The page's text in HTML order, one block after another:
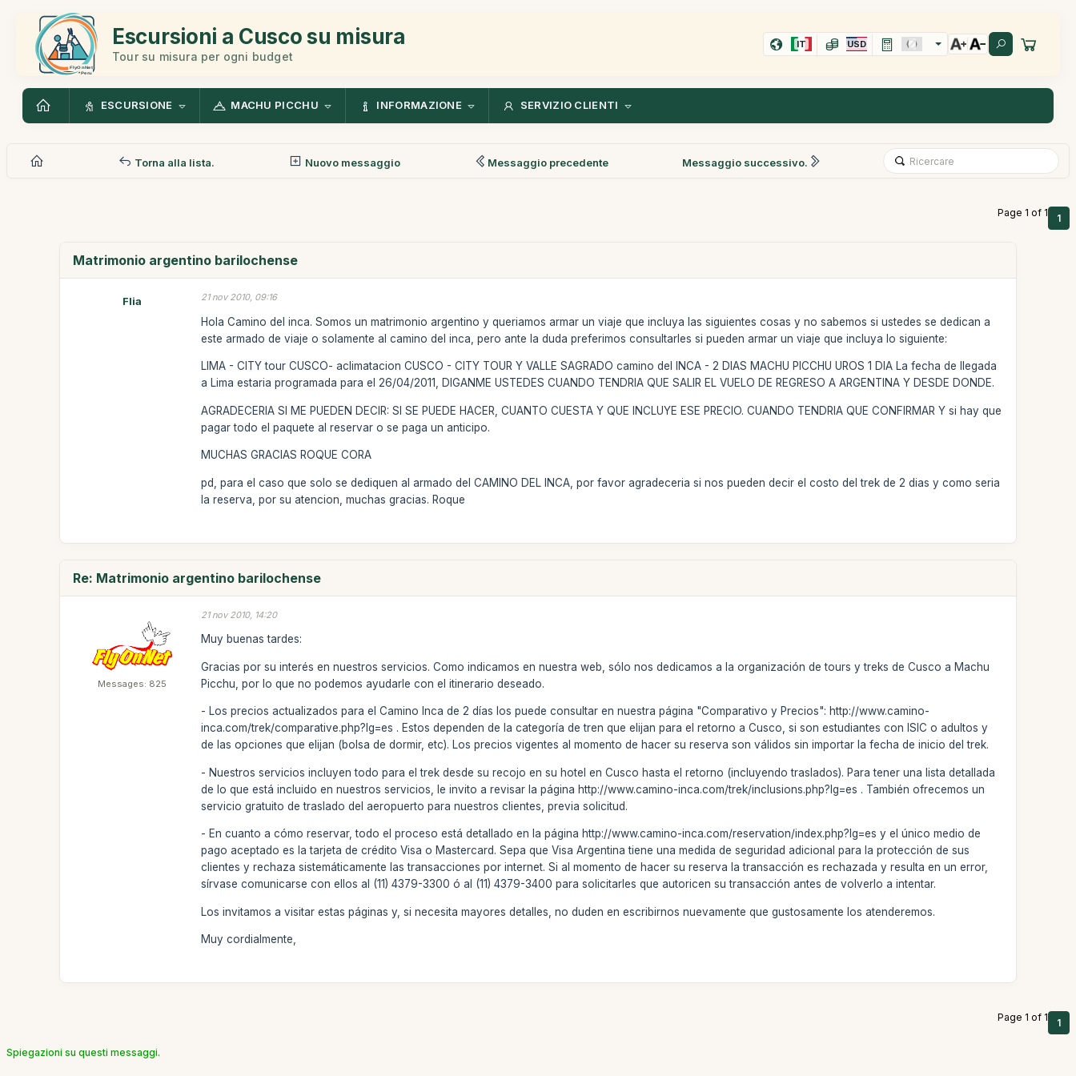
Escursioni a Cusco su misura
Tour su misura per ogni budget
IT USD
ESCURSIONE MACHU PICCHU INFORMAZIONE SERVIZIO CLIENTI
Torna alla lista. Nuovo messaggio Messaggio precedente Messaggio successivo.
Page 1 of 1 1
Matrimonio argentino barilochense
Flia 21 nov 2010, 09:16
Hola Camino del inca. Somos un matrimonio argentino y queriamos armar un viaje que incluya las siguientes cosas y no sabemos si ustedes se dedican a
este armado de viaje o solamente al camino del inca, pero ante la duda preferimos consultarles si pueden armar un viaje que incluya lo siguiente:
LIMA - CITY tour CUSCO- aclimatacion CUSCO - CITY TOUR Y VALLE SAGRADO camino del INCA - 2 DIAS MACHU PICCHU UROS 1 DIA La fecha de llegada
a Lima estaria programada para el 26/04/2011, DIGANME USTEDES CUANDO TENDRIA QUE SALIR EL VUELO DE REGRESO A ARGENTINA Y DESDE DONDE.
AGRADECERIA SI ME PUEDEN DECIR: SI SE PUEDE HACER, CUANTO CUESTA Y QUE INCLUYE ESE PRECIO. CUANDO TENDRIA QUE CONFIRMAR Y si hay que
pagar todo el paquete al reservar o se paga un anticipo.
MUCHAS GRACIAS ROQUE CORA
pd, para el caso que solo se dediquen al armado del CAMINO DEL INCA, por favor agradeceria si nos pueden decir el costo del trek de 2 dias y como seria
la reserva, por su atencion, muchas gracias. Roque
Re: Matrimonio argentino barilochense
Messages: 825
21 nov 2010, 14:20
Muy buenas tardes:
Gracias por su interés en nuestros servicios. Como indicamos en nuestra web, sólo nos dedicamos a la organización de tours y treks de Cusco a Machu
Picchu, por lo que no podemos ayudarle con el itinerario deseado.
- Los precios actualizados para el Camino Inca de 2 días los puede consultar en nuestra página "Comparativo y Precios": http://www.camino-
inca.com/trek/comparative.php?lg=es . Estos dependen de la categoría de tren que elijan para el retorno a Cusco, si son estudiantes con ISIC o adultos y
de las opciones que elijan (bolsa de dormir, etc). Los precios vigentes al momento de hacer su reserva son válidos sin importar la fecha de inicio del trek.
- Nuestros servicios incluyen todo para el trek desde su recojo en su hotel en Cusco hasta el retorno (incluyendo traslados). Para tener una lista detallada
de lo que está incluido en nuestros servicios, le invito a revisar la página http://www.camino-inca.com/trek/inclusions.php?lg=es . También ofrecemos un
servicio gratuito de traslado del aeropuerto para nuestros clientes, previa solicitud.
- En cuanto a cómo reservar, todo el proceso está detallado en la página http://www.camino-inca.com/reservation/index.php?lg=es y el único medio de
pago aceptado es la tarjeta de crédito Visa o Mastercard. Sepa que Visa Argentina tiene una medida de seguridad adicional para la protección de sus
clientes y rechaza sistemáticamente las transacciones por internet. Si al momento de hacer su reserva la transacción es rechazada y resulta en un error,
sírvase comunicarse con ellos al (11) 4379-3300 ó al (11) 4379-3400 para solicitarles que autoricen su transacción antes de volverlo a intentar.
Los invitamos a visitar estas páginas y, si necesita mayores detalles, no duden en escribirnos nuevamente que gustosamente los atenderemos.
Muy cordialmente,
Page 1 of 1 1
Spiegazioni su questi messaggi.